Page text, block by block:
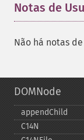
Notas de
Não há notas
DOMNode
appendChild
C14N